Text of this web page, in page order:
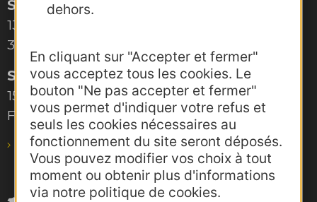
dehors.
En cliquant sur "Accepter et fermer"
vous acceptez tous les cookies. Le
bouton "Ne pas accepter et fermer"
vous permet d'indiquer votre refus et
seuls les cookies nécessaires au
fonctionnement du site seront déposés.
Vous pouvez modifier vos choix à tout
moment ou obtenir plus d'informations
via notre politique de cookies.
Site de Montpellier
132, boulevard Pénélope
34000 Montpellier
Site de Toulouse
15, rue Rivals – CS 78543
F-31685 Toulouse Cedex 6
pro@agence-adocc.com